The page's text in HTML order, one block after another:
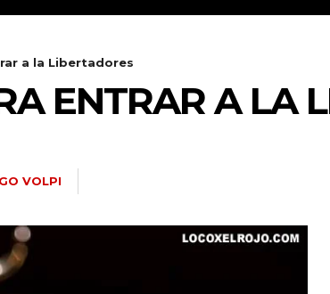
a la Libertadores
ENTRAR A LA
VOLPI